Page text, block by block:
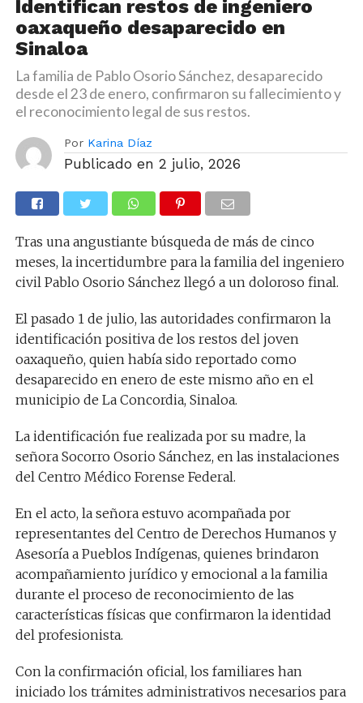
Identifican restos de ingeniero
oaxaqueño desaparecido en
Sinaloa
La familia de Pablo Osorio Sánchez, desaparecido
desde el 23 de enero, confirmaron su fallecimiento y
el reconocimiento legal de sus restos.
Por Karina Díaz
Publicado en 2 julio, 2026
Tras una angustiante búsqueda de más de cinco
meses, la incertidumbre para la familia del ingeniero
civil Pablo Osorio Sánchez llegó a un doloroso final.
El pasado 1 de julio, las autoridades confirmaron la
identificación positiva de los restos del joven
oaxaqueño, quien había sido reportado como
desaparecido en enero de este mismo año en el
municipio de La Concordia, Sinaloa.
La identificación fue realizada por su madre, la
señora Socorro Osorio Sánchez, en las instalaciones
del Centro Médico Forense Federal.
En el acto, la señora estuvo acompañada por
representantes del Centro de Derechos Humanos y
Asesoría a Pueblos Indígenas, quienes brindaron
acompañamiento jurídico y emocional a la familia
durante el proceso de reconocimiento de las
características físicas que confirmaron la identidad
del profesionista.
Con la confirmación oficial, los familiares han
iniciado los trámites administrativos necesarios para